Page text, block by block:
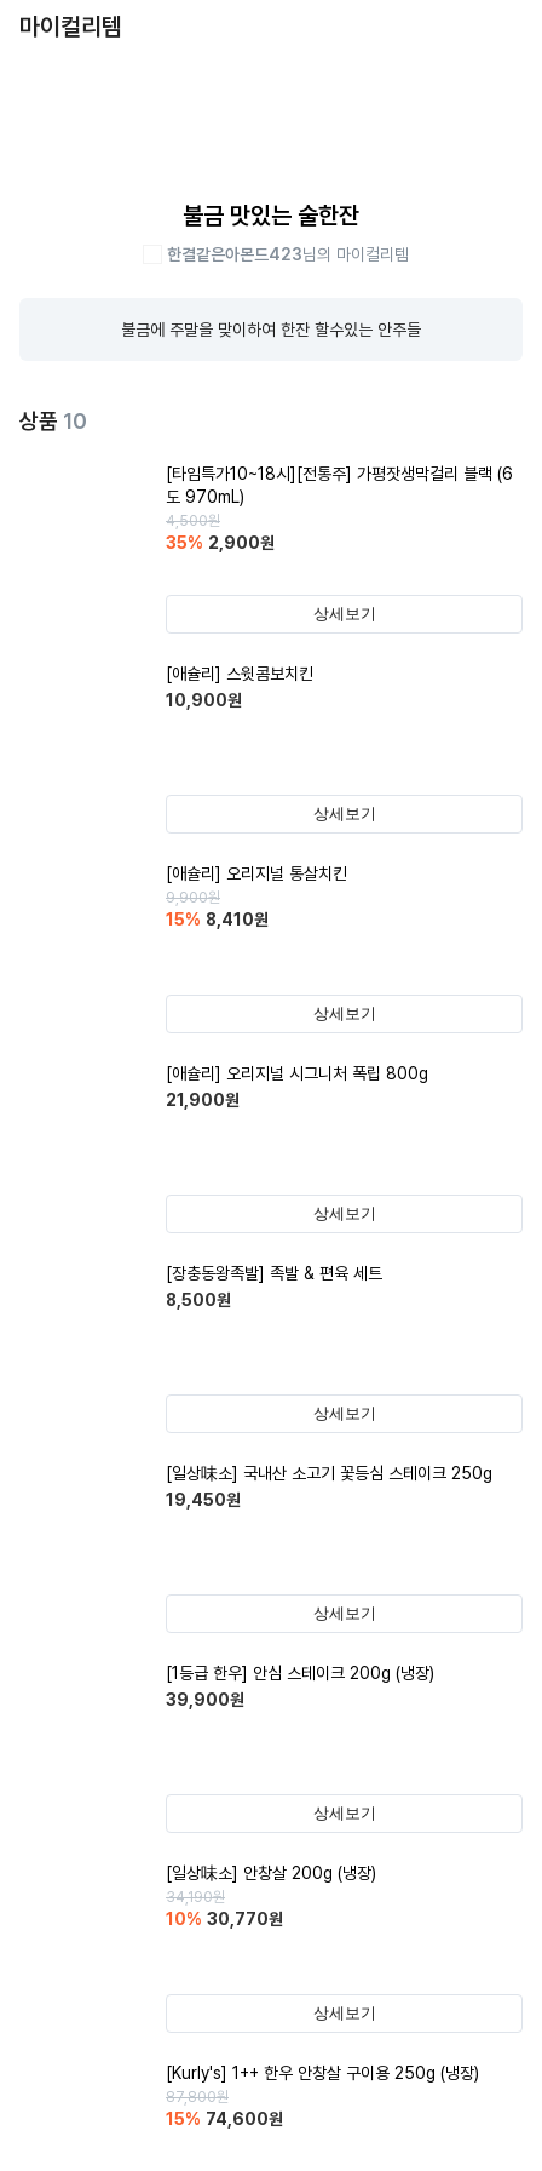
마이컬리템
불금 맛있는 술한잔
한결같은아몬드423님의 마이컬리템
불금에 주말을 맞이하여 한잔 할수있는 안주들
상품 10
[타임특가10~18시][전통주] 가평잣생막걸리 블랙 (6
도 970mL)
4,500원
35% 2,900원
상세보기
[애슐리] 스윗콤보치킨
10,900원
상세보기
[애슐리] 오리지널 통살치킨
9,900원
15% 8,410원
상세보기
[애슐리] 오리지널 시그니처 폭립 800g
21,900원
상세보기
[장충동왕족발] 족발 & 편육 세트
8,500원
상세보기
[일상味소] 국내산 소고기 꽃등심 스테이크 250g
19,450원
상세보기
[1등급 한우] 안심 스테이크 200g (냉장)
39,900원
상세보기
[일상味소] 안창살 200g (냉장)
34,190원
10% 30,770원
상세보기
[Kurly's] 1++ 한우 안창살 구이용 250g (냉장)
87,800원
15% 74,600원